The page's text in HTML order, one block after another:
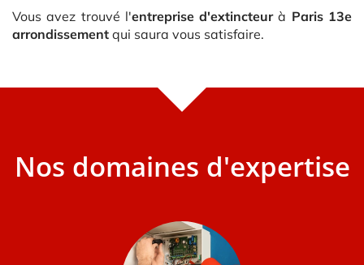
Vous avez trouvé l'entreprise d'extincteurà Paris 13e
arrondissement qui saura vous satisfaire.
Nos domaines d'expertise